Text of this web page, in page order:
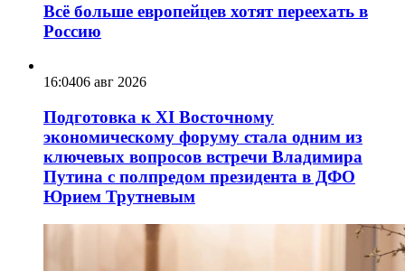
Всё больше европейцев хотят переехать в
Россию
16:0406 авг 2026
Подготовка к XI Восточному
экономическому форуму стала одним из
ключевых вопросов встречи Владимира
Путина с полпредом президента в ДФО
Юрием Трутневым